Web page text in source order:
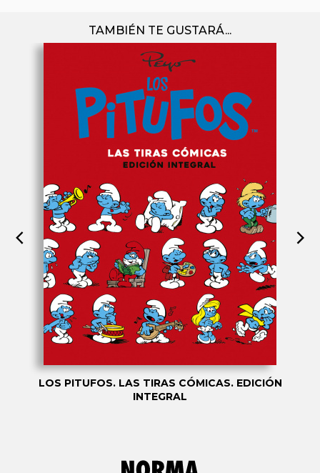
TAMBIÉN TE GUSTARÁ...
LOS PITUFOS. LAS TIRAS CÓMICAS. EDICIÓN
INTEGRAL